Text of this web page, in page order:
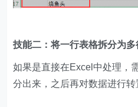
技能二：将一行表格拆分为多
如果是直接在Excel中处理，
分出来，之后再对数据进行转